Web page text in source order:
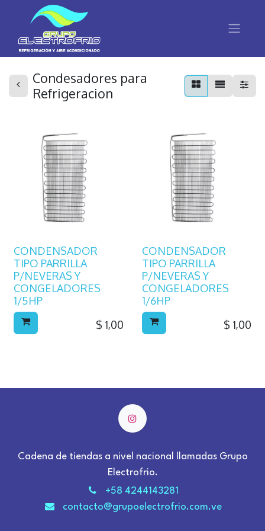
Condesadores para
Refrigeracion
CONDENSADOR
TIPO PARRILLA
P/NEVERAS Y
CONGELADORES
1/5HP
$ 1,00
CONDENSADOR
TIPO PARRILLA
P/NEVERAS Y
CONGELADORES
1/6HP
$ 1,00
Cadena de tiendas a nivel nacional llamadas Grupo
Electrofrio.
+58 4244143281
contacto@grupoelectrofrio.com.ve